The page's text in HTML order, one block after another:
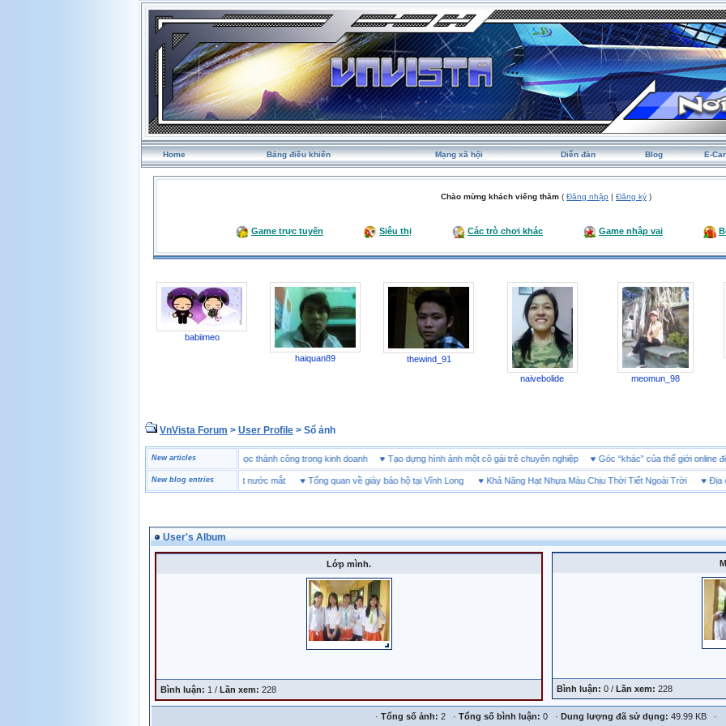
Home Bảng điều khiển Mạng xã hội Diễn đàn Blog E-
Chào mừng khách viếng thăm ( Đăng nhập | Đăng ký )
Game trực tuyến Siêu thị Các trò chơi khác Game nhập vai
babiimeo
haiquan89
thewind_91
naivebolide
meomun_98
VnVista Forum > User Profile > Sổ ảnh
New articles
Một số câu hỏi phỏng vấn “đặc biệt” của Microsoft 4 bài học thành công trong kinh doanh♥Tạo dựng hình ảnh một cô gái trẻ chuyên nghiệp♥Góc “khác” của thế giới
New blog entries
SHEET Tình yêu và giọt nước mắt ♥ Tổng quan về giày bảo hộ tại Vĩnh Long ♥ Khả Năng Hạt Nhựa Màu Chịu Thời Tiết Ngoài Trời♥ Địa chỉ
User's Album
Lớp mình.
Bình luận: 1 / Lần xem: 228 Bình luận: 0 / Lần xem: 228
· Tổng số ảnh: 2 · Tổng số bình luận: 0 · Dung lượng đã sử dụng: 49.99 KB ·